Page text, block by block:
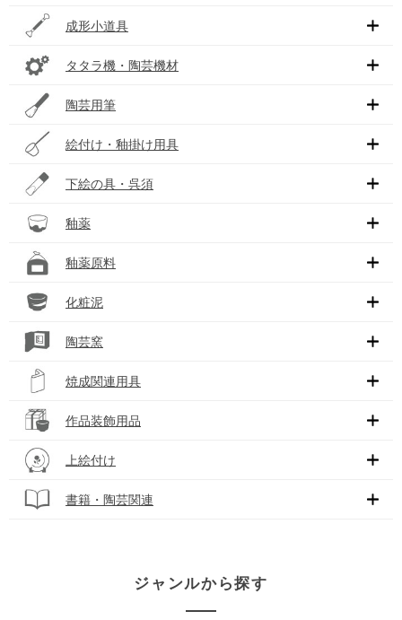
成形小道具
タタラ機・陶芸機材
陶芸用筆
絵付け・釉掛け用具
下絵の具・呉須
釉薬
釉薬原料
化粧泥
陶芸窯
焼成関連用具
作品装飾用品
上絵付け
書籍・陶芸関連
ジャンルから探す